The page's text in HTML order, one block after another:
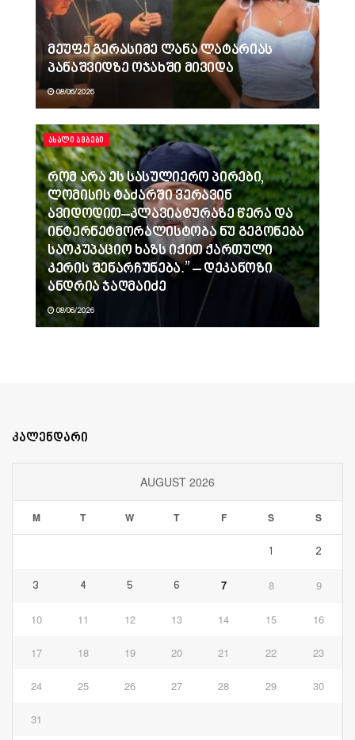
მეუფე გერასიმე ლანა ლატარიას
პანაშვიდზე ოჯახში მივიდა
08/06/2026
ᲐᲮᲐᲚᲘ ᲐᲛᲑᲔᲑᲘ
რომ არა ეს სასულიერო პირები,
ლომისის ტაძარში ვერავინ
ავიდოდით–კლავიატურაზე წერა და
ინტერნეტმორალისტობა ნუ გეგონება
საოკუპაციო ხაზს იქით ქართული
კერის შენარჩუნება.” – დეკანოზი
ანდრია ჯაღმაიძე
08/06/2026
კალენდარი
AUGUST 2026
M T W T F S S
1 2
3 4 5 6 7 8 9
10 11 12 13 14 15 16
17 18 19 20 21 22 23
24 25 26 27 28 29 30
31